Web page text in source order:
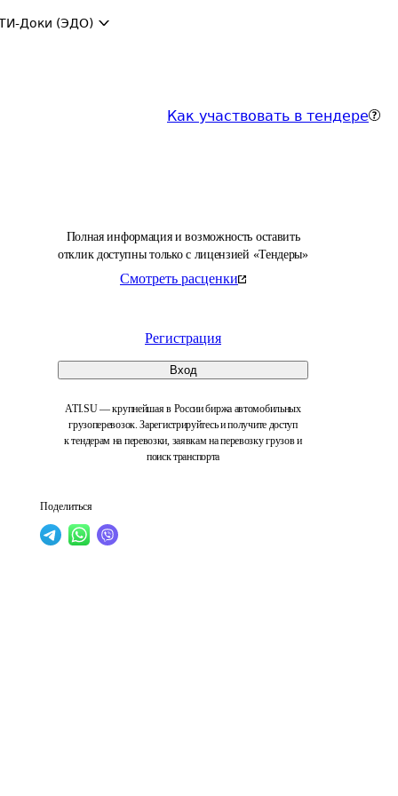
Доки (ЭДО)
Как участвовать в тендере
Полная информация и возможность оставить
отклик доступны только с лицензией «Тендеры»
Смотреть расценки
Регистрация
Вход
ATI.SU — крупнейшая в России биржа автомобильных
грузоперевозок. Зарегистрируйтесь и получите доступ
к тендерам на перевозки, заявкам на перевозку грузов и
поиск транспорта
Поделиться